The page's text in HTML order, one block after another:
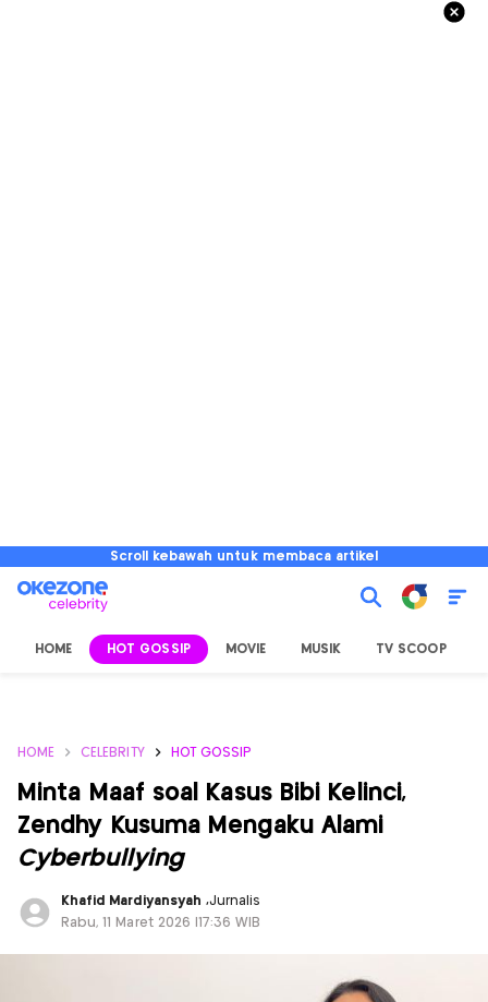
Scroll kebawah untuk membaca artikel
HOME HOT GOSSIP MOVIE MUSIK TV SCOOP
HOME CELEBRITY HOT GOSSIP
Minta Maaf soal Kasus Bibi Kelinci,
Zendhy Kusuma Mengaku Alami
Cyberbullying
Khafid Mardiyansyah ,Jurnalis
Rabu, 11 Maret 2026 |17:36 WIB